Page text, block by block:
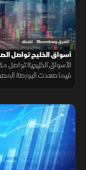
الشرق Bloomberg اقتصاد
أسواق الخليج تواصل
الأسواق الخليجية تواصل
فيما صعدت البورصة